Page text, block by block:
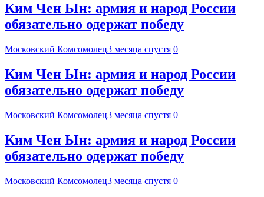
Ким Чен Ын: армия и народ России
обязательно одержат победу
Московский Комсомолец3 месяца спустя 0
Ким Чен Ын: армия и народ России
обязательно одержат победу
Московский Комсомолец3 месяца спустя 0
Ким Чен Ын: армия и народ России
обязательно одержат победу
Московский Комсомолец3 месяца спустя 0